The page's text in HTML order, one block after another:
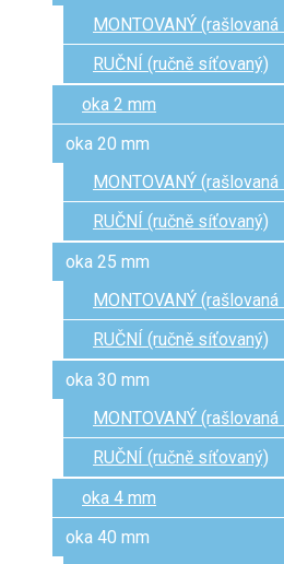
MONTOVANÝ
RUČNÍ (ručně síťovaný)
oka 2 mm
oka 20 mm
MONTOVANÝ
RUČNÍ (ručně síťovaný)
oka 25 mm
MONTOVANÝ
RUČNÍ (ručně síťovaný)
oka 30 mm
MONTOVANÝ
RUČNÍ (ručně síťovaný)
oka 4 mm
oka 40 mm